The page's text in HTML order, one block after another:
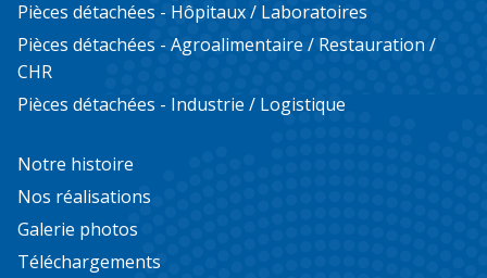
Pièces détachées - Hôpitaux / Laboratoires
Pièces détachées - Agroalimentaire / Restauration /
CHR
Pièces détachées - Industrie / Logistique
Notre histoire
Nos réalisations
Galerie photos
Téléchargements